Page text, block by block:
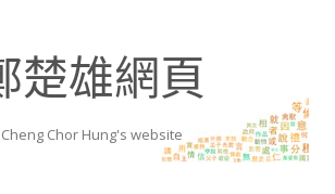
楚雄網頁
Cheng Chor Hung's website